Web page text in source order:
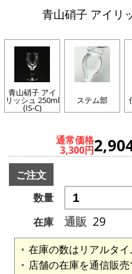
青山硝子 アイリ
青山硝子 アイ
リッシュ 250ml
(IS-C)
ステム部
通常価格
3,300円
ご注文
数量
在庫
通販 29
在庫の数はリアルタイ
店舗の在庫を通信販売